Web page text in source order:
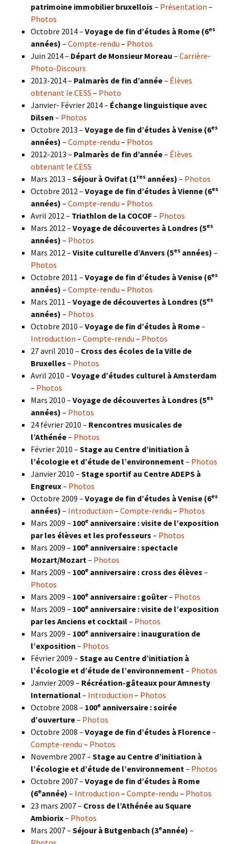
patrimoine immobilier bruxellois – Présentation –
Photos
Octobre 2014 – Voyage de fin d’études à Rome (6es
années) – Compte-rendu – Photos
Juin 2014 – Départ de Monsieur Moreau – Carrière-
Photo-Discours
2013-2014 – Palmarès de fin d’année– Élèves
obtenant le CESS – Photo
Janvier- Février 2014 – Échange linguistique avec
Dilsen – Photos
Octobre 2013 – Voyage de fin d’études à Venise (6es
années) – Compte-rendu – Photos
2012-2013 – Palmarès de fin d’année– Élèves
obtenant le CESS
Mars 2013 – Séjour à Ovifat (1res années) – Photos
Octobre 2012 – Voyage de fin d’études à Vienne (6es
années) – Compte-rendu – Photos
Avril 2012 – Triathlon de la COCOF– Photos
Mars 2012 – Voyage de découvertes à Londres (5es
années) – Photos
Mars 2012 – Visite culturelle d’Anvers (5es années) –
Photos
Octobre 2011 – Voyage de fin d’études à Venise (6es
années) – Compte-rendu – Photos
Mars 2011 – Voyage de découvertes à Londres (5es
années) – Photos
Octobre 2010 – Voyage de fin d’études à Rome–
Introduction – Compte-rendu – Photos
27 avril 2010 – Cross des écoles de la Ville de
Bruxelles – Photos
Avril 2010 – Voyage d’études culturel à Amsterdam
– Photos
Mars 2010 – Voyage de découvertes à Londres (5es
années) – Photos
24 février 2010 – Rencontres musicales de
l’Athénée– Photos
Février 2010 – Stage au Centre d’initiation à
l’écologie et d’étude de l’environnement – Photos
Janvier 2010 – Stage sportif au Centre ADEPS à
Engreux– Photos
Octobre 2009 – Voyage de fin d’études à Venise (6es
années) – Introduction – Compte-rendu – Photos
Mars 2009 – 100e anniversaire : visite de l’exposition
par les élèves et les professeurs – Photos
Mars 2009 – 100e anniversaire : spectacle
Mozart/Mozart – Photos
Mars 2009 – 100e anniversaire : cross des élèves –
Photos
Mars 2009 – 100e anniversaire : goûter– Photos
Mars 2009 – 100e anniversaire : visite de l’exposition
par les Anciens et cocktail– Photos
Mars 2009 – 100e anniversaire : inauguration de
l’exposition – Photos
Février 2009 – Stage au Centre d’initiation à
l’écologie et d’étude de l’environnement – Photos
Janvier 2009 – Récréation-gâteaux pour Amnesty
International– Introduction – Photos
Octobre 2008 – 100e anniversaire : soirée
d’ouverture– Photos
Octobre 2008 – Voyage de fin d’études à Florence–
Compte-rendu – Photos
Novembre 2007 – Stage au Centre d’initiation à
l’écologie et d’étude de l’environnement – Photos
Octobre 2007 – Voyage de fin d’études à Rome
(6eannée) – Introduction – Compte-rendu – Photos
23 mars 2007 – Cross de l’Athénée au Square
Ambiorix– Photos
Mars 2007 – Séjour à Butgenbach (3eannée) –